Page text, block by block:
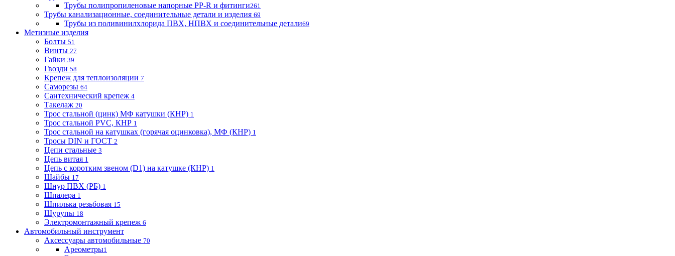
Трубы полипропиленовые напорные PP-R и фитинги261
Трубы канализационные, соединительные детали и изделия 69
Трубы из поливинилхлорида ПВХ, НПВХ и соединительные детали69
Метизные изделия
Болты 51
Винты 27
Гайки 39
Гвозди 58
Крепеж для теплоизоляции 7
Саморезы 64
Сантехнический крепеж 4
Такелаж 20
Трос стальной (цинк) МФ катушки (КНР) 1
Трос стальной PVC, КНР 1
Трос стальной на катушках (горячая оцинковка), МФ (КНР) 1
Тросы DIN и ГОСТ 2
Цепи стальные 3
Цепь витая 1
Цепь с коротким звеном (D1) на катушке (КНР) 1
Шайбы 17
Шнур ПВХ (РБ) 1
Шпалера 1
Шпилька резьбовая 15
Шурупы 18
Электромонтажный крепеж 6
Автомобильный инструмент
Аксессуары автомобильные 70
Ареометры1